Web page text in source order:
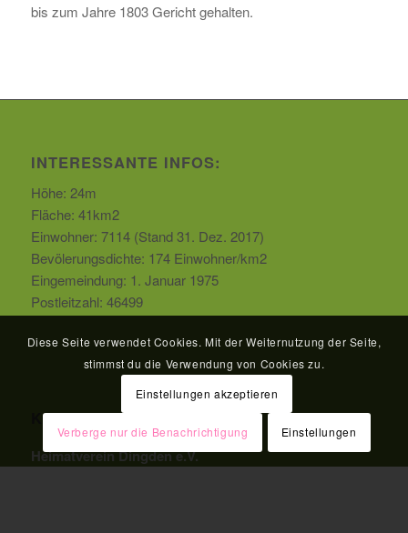
bis zum Jahre 1803 Gericht gehalten.
INTERESSANTE INFOS:
Höhe: 24m
Fläche: 41km2
Einwohner: 7114 (Stand 31. Dez. 2017)
Bevölerungsdichte: 174 Einwohner/km2
Eingemeindung: 1. Januar 1975
Postleitzahl: 46499
KONTAKT:
Heimatverein Dingden e.V.
Diese Seite verwendet Cookies. Mit der Weiternutzung der Seite,
stimmst du die Verwendung von Cookies zu.
Einstellungen akzeptieren
Verberge nur die Benachrichtigung Einstellungen